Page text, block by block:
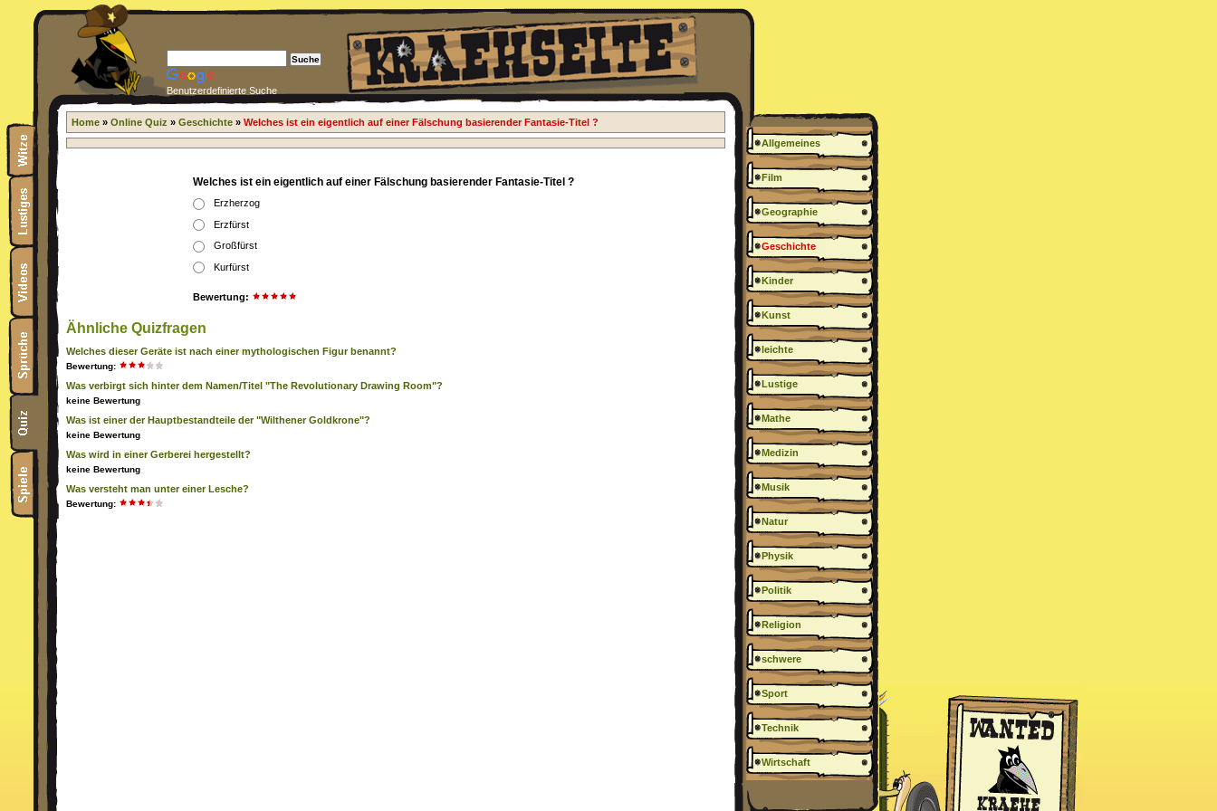
Benutzerdefinierte Suche
Home » Online Quiz » Geschichte » Welches ist ein eigentlich auf einer Fälschung basierender Fantasie-Titel ?
Welches ist ein eigentlich auf einer Fälschung basierender Fantasie-Titel ?
Erzherzog
Erzfürst
Großfürst
Kurfürst
Bewertung:
Ähnliche Quizfragen
Welches dieser Geräte ist nach einer mythologischen Figur benannt?
Bewertung:
Was verbirgt sich hinter dem Namen/Titel "The Revolutionary Drawing Room"?
keine Bewertung
Was ist einer der Hauptbestandteile der "Wilthener Goldkrone"?
keine Bewertung
Was wird in einer Gerberei hergestellt?
keine Bewertung
Was versteht man unter einer Lesche?
Bewertung:
Allgemeines
Film
Geographie
Geschichte
Kinder
Kunst
leichte
Lustige
Mathe
Medizin
Musik
Natur
Physik
Politik
Religion
schwere
Sport
Technik
Wirtschaft